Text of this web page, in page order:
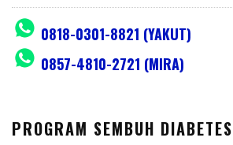
0818-0301-8821 (YAKUT)
0857-4810-2721 (MIRA)
PROGRAM SEMBUH DIABETES